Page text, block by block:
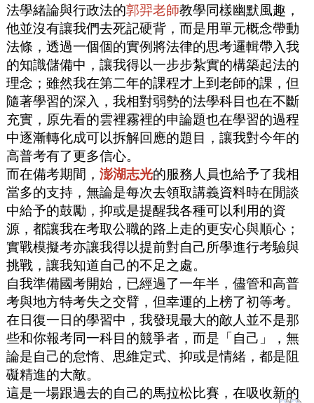
法學緒論與行政法的郭羿老師教學同樣幽默風趣，
他並沒有讓我們去死記硬背，而是用單元概念帶動
法條，透過一個個的實例將法律的思考邏輯帶入我
的知識儲備中，讓我得以一步步紮實的構築起法的
理念；雖然我在第二年的課程才上到老師的課，但
隨著學習的深入，我相對弱勢的法學科目也在不斷
充實，原先看的雲裡霧裡的申論題也在學習的過程
中逐漸轉化成可以拆解回應的題目，讓我對今年的
高普考有了更多信心。
而在備考期間， 澎湖志光的服務人員也給予了我相
當多的支持，無論是每次去領取講義資料時在閒談
中給予的鼓勵，抑或是提醒我各種可以利用的資
源，都讓我在考取公職的路上走的更安心與順心；
實戰模擬考亦讓我得以提前對自己所學進行考驗與
挑戰，讓我知道自己的不足之處。
自我準備國考開始，已經過了一年半，儘管和高普
考與地方特考失之交臂，但幸運的上榜了初等考。
在日復一日的學習中，我發現最大的敵人並不是那
些和你報考同一科目的競爭者，而是「自己」，無
論是自己的怠惰、思維定式、抑或是情緒，都是阻
礙精進的大敵。
這是一場跟過去的自己的馬拉松比賽，在吸收新的